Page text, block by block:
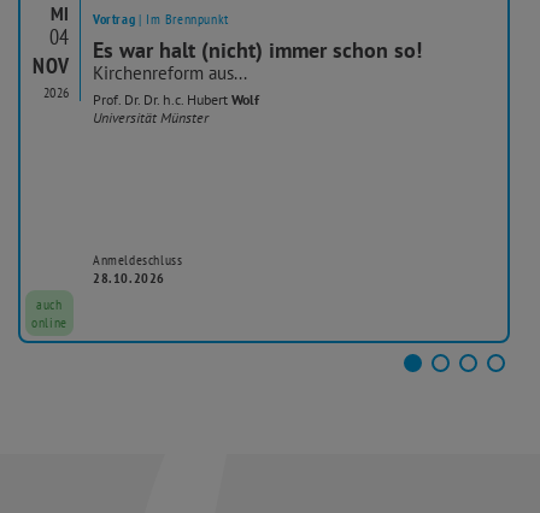
MI
04
NOV
2026
Vortrag | Im Brennpunkt
Es war halt (nicht) immer schon so!
Kirchenreform aus...
Prof. Dr. Dr. h.c. Hubert Wolf
Universität Münster
auch
online
Anmeldeschluss
28.10.2026